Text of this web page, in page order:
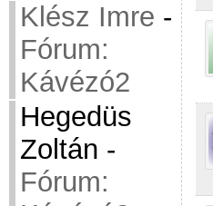
Klész Imre -
Fórum:
Kávézó2
Hegedüs
Zoltán -
Fórum: